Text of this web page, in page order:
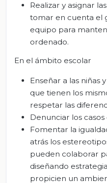
Realizar y asignar
tomar en cuenta el
equipo para
ordenado.
En el ámbito escolar
Enseñar a las niñas
que tienen los
respetar las
Denunciar los casos
Fomentar la
atrás los
pueden colaborar
diseñando
propicien un